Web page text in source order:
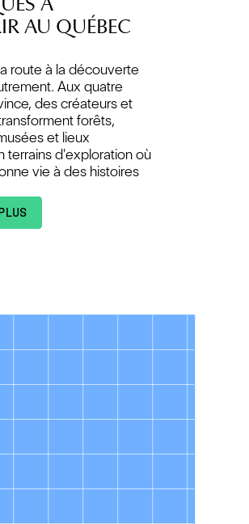
AU QUÉBEC
route à la découverte
Aux quatre
des créateurs et
forêts,
et lieux
terrains d'exploration où
vie à des histoires